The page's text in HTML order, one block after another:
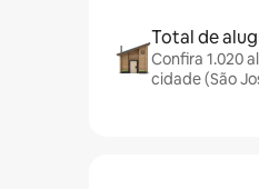
Total de
Confira 1.020
cidade (São